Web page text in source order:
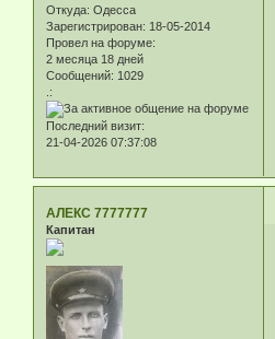
Откуда: Одесса
Зарегистрирован: 18-05-2014
Провел на форуме:
2 месяца 18 дней
Сообщений: 1029
.:
Последний визит:
21-04-2026 07:37:08
АЛЕКС 7777777
Капитан